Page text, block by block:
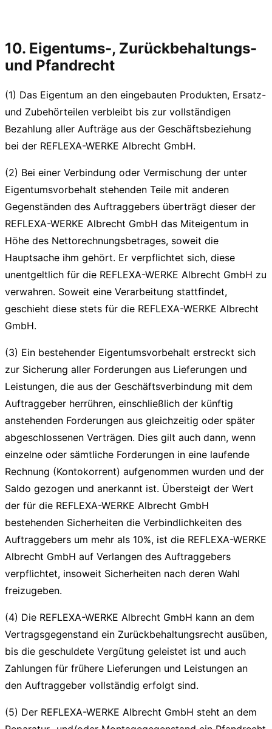
10. Eigentums-, Zurückbehaltungs-
und Pfandrecht
(1) Das Eigentum an den eingebauten Produkten, Ersatz-
und Zubehörteilen verbleibt bis zur vollständigen
Bezahlung aller Aufträge aus der Geschäftsbeziehung
bei der REFLEXA-WERKE Albrecht GmbH.
(2) Bei einer Verbindung oder Vermischung der unter
Eigentumsvorbehalt stehenden Teile mit anderen
Gegenständen des Auftraggebers überträgt dieser der
REFLEXA-WERKE Albrecht GmbH das Miteigentum in
Höhe des Nettorechnungsbetrages, soweit die
Hauptsache ihm gehört. Er verpflichtet sich, diese
unentgeltlich für die REFLEXA-WERKE Albrecht GmbH zu
verwahren. Soweit eine Verarbeitung stattfindet,
geschieht diese stets für die REFLEXA-WERKE Albrecht
GmbH.
(3) Ein bestehender Eigentumsvorbehalt erstreckt sich
zur Sicherung aller Forderungen aus Lieferungen und
Leistungen, die aus der Geschäftsverbindung mit dem
Auftraggeber herrühren, einschließlich der künftig
anstehenden Forderungen aus gleichzeitig oder später
abgeschlossenen Verträgen. Dies gilt auch dann, wenn
einzelne oder sämtliche Forderungen in eine laufende
Rechnung (Kontokorrent) aufgenommen wurden und der
Saldo gezogen und anerkannt ist. Übersteigt der Wert
der für die REFLEXA-WERKE Albrecht GmbH
bestehenden Sicherheiten die Verbindlichkeiten des
Auftraggebers um mehr als 10%, ist die REFLEXA-WERKE
Albrecht GmbH auf Verlangen des Auftraggebers
verpflichtet, insoweit Sicherheiten nach deren Wahl
freizugeben.
(4) Die REFLEXA-WERKE Albrecht GmbH kann an dem
Vertragsgegenstand ein Zurückbehaltungsrecht ausüben,
bis die geschuldete Vergütung geleistet ist und auch
Zahlungen für frühere Lieferungen und Leistungen an
den Auftraggeber vollständig erfolgt sind.
(5) Der REFLEXA-WERKE Albrecht GmbH steht an dem